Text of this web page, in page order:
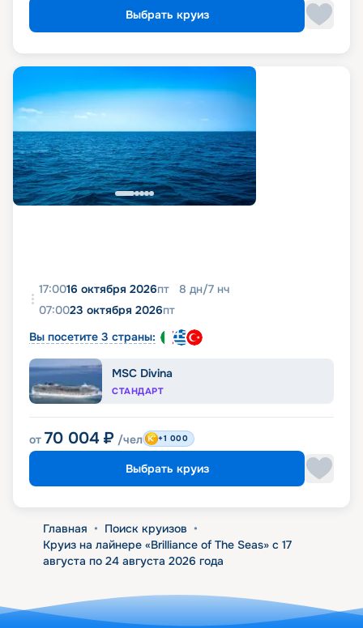
Выбрать круиз
17:0016 октября 2026пт 8 дн/7 нч
07:0023 октября 2026пт
Вы посетите 3 страны:
MSC Divina
СТАНДАРТ
от 70 004 ₽ /чел +1 000
Выбрать круиз
Главная • Поиск круизов •
Круиз на лайнере «Brilliance of The Seas» с 17
августа по 24 августа 2026 года